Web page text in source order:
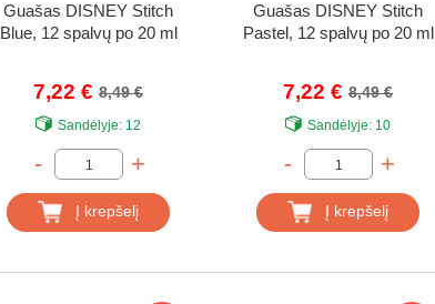
Guašas DISNEY Stitch
Blue, 12 spalvų po 20 ml
7,22 € 8,49 €
Sandėlyje: 12
- +
Į krepšelį
Guašas DISNEY Stitch
Pastel, 12 spalvų po 20 ml
7,22 € 8,49 €
Sandėlyje: 10
- +
Į krepšelį